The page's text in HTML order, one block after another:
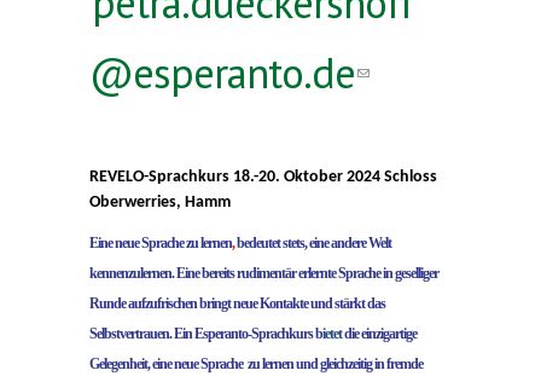
@esperanto.de(link
e-
mail)
REVELO-Sprachkurs 18.-20. Oktober 2024 Schloss
Oberwerries, Hamm
Eine neue Sprache zu lernen,bedeutet stets, eine andere Welt
kennenzulernen. Eine bereits rudimentär erlernte Sprache in geselliger
Runde aufzufrischen bringt neue Kontakte und stärkt das
Selbstvertrauen. Ein Esperanto-Sprachkurs bietetdie einzigartige
Gelegenheit, eine neue Sprache zu lernen und gleichzeitig in fremde